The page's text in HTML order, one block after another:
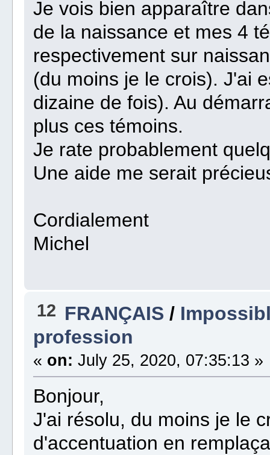
Je vois bien apparaître
de la naissance et mes 4
respectivement sur
(du moins je le crois). J'ai
dizaine de fois). Au
plus ces témoins.
Je rate probablement
Une aide me serait
Cordialement
Michel
12 FRANÇAIS /
profession
« on: July 25, 2020, 07:35:13 »
Bonjour,
J'ai résolu, du moins je le
d'accentuation en